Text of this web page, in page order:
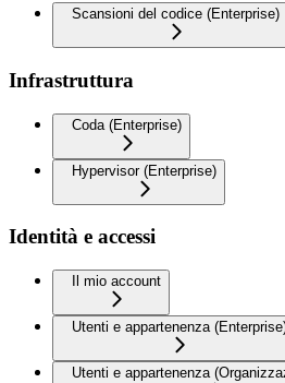
Scansioni del codice (Enterprise)
Infrastruttura
Coda (Enterprise)
Hypervisor (Enterprise)
Identità e accessi
Il mio account
Utenti e appartenenza
Utenti e appartenenza